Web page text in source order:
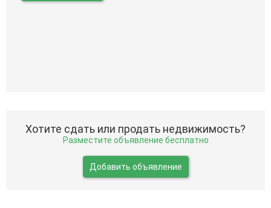
Хотите сдать или продать недвижимость?
Разместите объявление бесплатно
Добавить объявление